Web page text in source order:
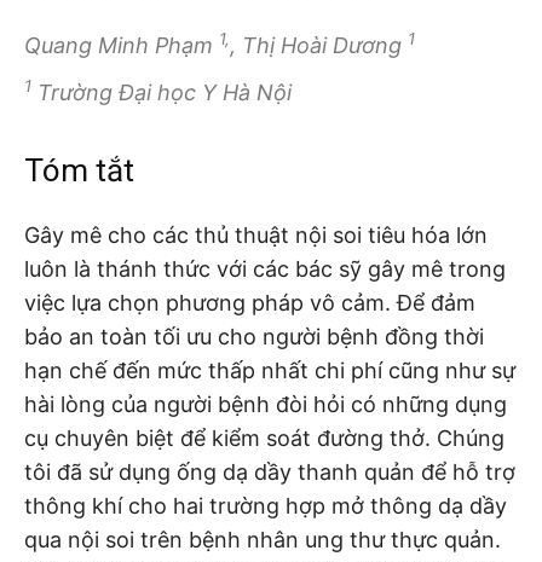
Quang Minh Phạm 1,, Thị Hoài Dương 1
1 Trường Đại học Y Hà Nội
Tóm tắt
Gây mê cho các thủ thuật nội soi tiêu hóa lớn
luôn là thánh thức với các bác sỹ gây mê trong
việc lựa chọn phương pháp vô cảm. Để đảm
bảo an toàn tối ưu cho người bệnh đồng thời
hạn chế đến mức thấp nhất chi phí cũng như sự
hài lòng của người bệnh đòi hỏi có những dụng
cụ chuyên biệt để kiểm soát đường thở. Chúng
tôi đã sử dụng ống dạ dầy thanh quản để hỗ trợ
thông khí cho hai trường hợp mở thông dạ dầy
qua nội soi trên bệnh nhân ung thư thực quản.